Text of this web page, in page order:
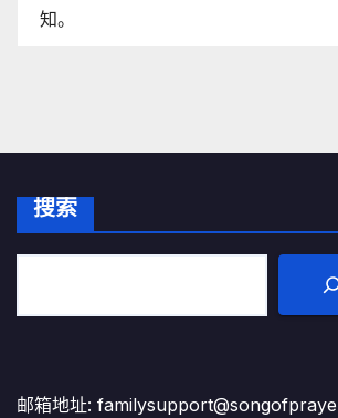
知。
搜索
邮箱地址: